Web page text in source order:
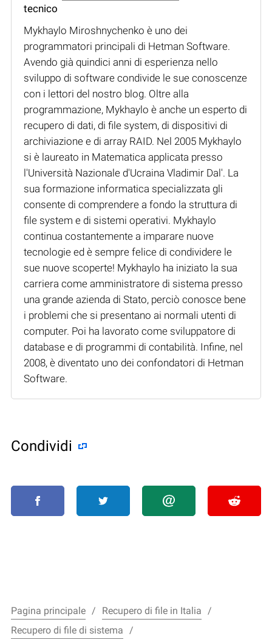
tecnico
Mykhaylo Miroshnychenko è uno dei
programmatori principali di Hetman Software.
Avendo già quindici anni di esperienza nello
sviluppo di software condivide le sue conoscenze
con i lettori del nostro blog. Oltre alla
programmazione, Mykhaylo è anche un esperto di
recupero di dati, di file system, di dispositivi di
archiviazione e di array RAID. Nel 2005 Mykhaylo
si è laureato in Matematica applicata presso
l'Università Nazionale d'Ucraina Vladimir Dal'. La
sua formazione informatica specializzata gli
consente di comprendere a fondo la struttura di
file system e di sistemi operativi. Mykhaylo
continua costantemente a imparare nuove
tecnologie ed è sempre felice di condividere le
sue nuove scoperte! Mykhaylo ha iniziato la sua
carriera come amministratore di sistema presso
una grande azienda di Stato, perciò conosce bene
i problemi che si presentano ai normali utenti di
computer. Poi ha lavorato come sviluppatore di
database e di programmi di contabilità. Infine, nel
2008, è diventato uno dei confondatori di Hetman
Software.
Condividi
Pagina principale
Recupero di file in Italia
Recupero di file di sistema